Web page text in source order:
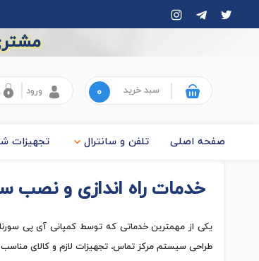
سبد خرید ۰ ورود
صفحه اصلی تلفن و سانترال تجهیزات
خدمات راه اندازی و نصب
یکی از مهمترین خدماتی که توسط کمپانی آی پی سورنا
طراحی سیستم مرکز تماس، تجهیزات لازم و کالای مناسب